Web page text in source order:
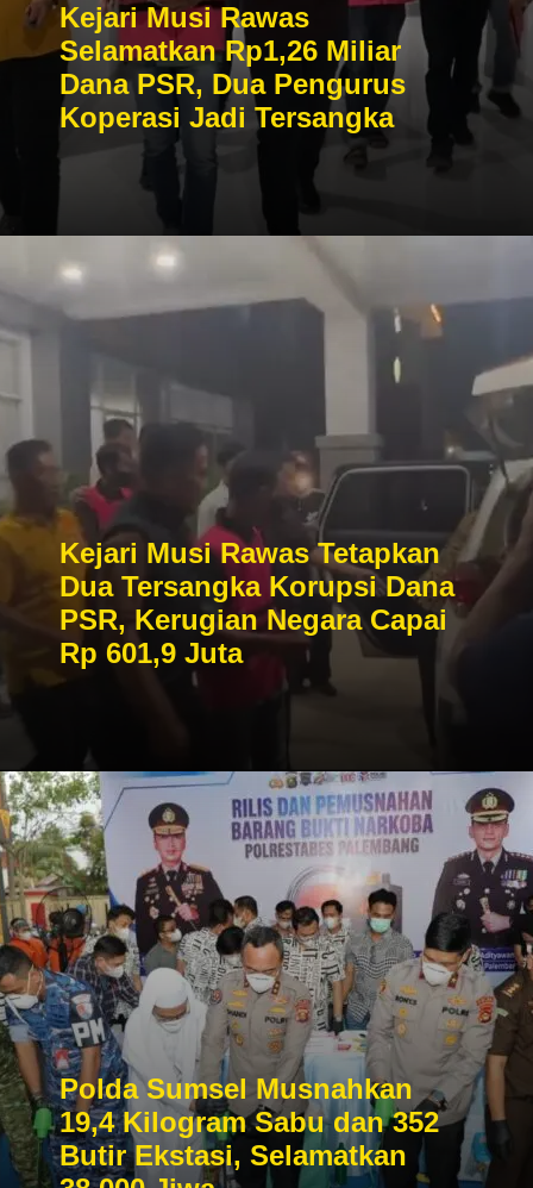
Kejari Musi Rawas
Selamatkan Rp1,26 Miliar
Dana PSR, Dua Pengurus
Koperasi Jadi Tersangka
Kejari Musi Rawas Tetapkan
Dua Tersangka Korupsi Dana
PSR, Kerugian Negara Capai
Rp 601,9 Juta
Polda Sumsel Musnahkan
19,4 Kilogram Sabu dan 352
Butir Ekstasi, Selamatkan